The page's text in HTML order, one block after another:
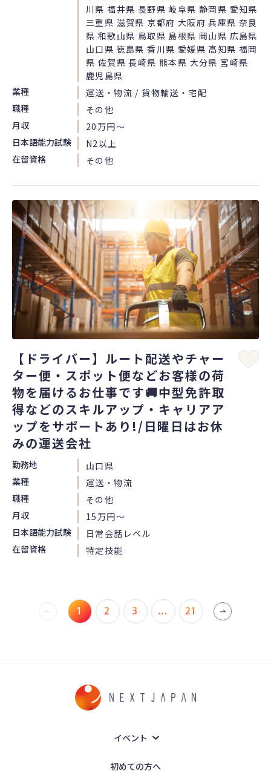
川県 福井県 長野県 岐阜県 静岡県 愛知県
三重県 滋賀県 京都府 大阪府 兵庫県 奈良
県 和歌山県 鳥取県 島根県 岡山県 広島県
山口県 徳島県 香川県 愛媛県 高知県 福岡
県 佐賀県 長崎県 熊本県 大分県 宮崎県
鹿児島県
業種
運送・物流 / 貨物輸送・宅配
職種
その他
月収
20万円〜
日本語能力試験
N2以上
在留資格
その他
【ドライバー】ルート配送やチャー
ター便・スポット便などお客様の荷
物を届けるお仕事です🚚中型免許取
得などのスキルアップ・キャリアア
ップをサポートあり!/日曜日はお休
みの運送会社
勤務地
山口県
業種
運送・物流
職種
その他
月収
15万円〜
日本語能力試験
日常会話レベル
在留資格
特定技能
1 2 3 ... 21
イベント
初めての方へ